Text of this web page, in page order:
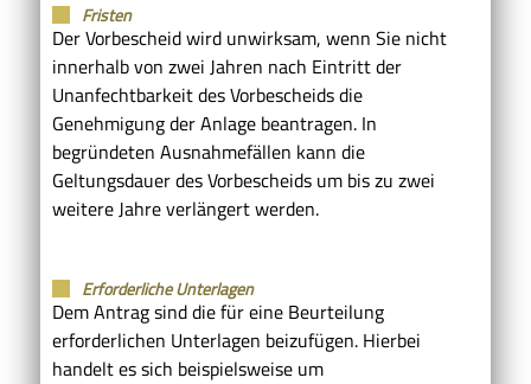
Fristen
Der Vorbescheid wird unwirksam, wenn Sie nicht
innerhalb von zwei Jahren nach Eintritt der
Unanfechtbarkeit des Vorbescheids die
Genehmigung der Anlage beantragen. In
begründeten Ausnahmefällen kann die
Geltungsdauer des Vorbescheids um bis zu zwei
weitere Jahre verlängert werden.
Erforderliche Unterlagen
Dem Antrag sind die für eine Beurteilung
erforderlichen Unterlagen beizufügen. Hierbei
handelt es sich beispielsweise um